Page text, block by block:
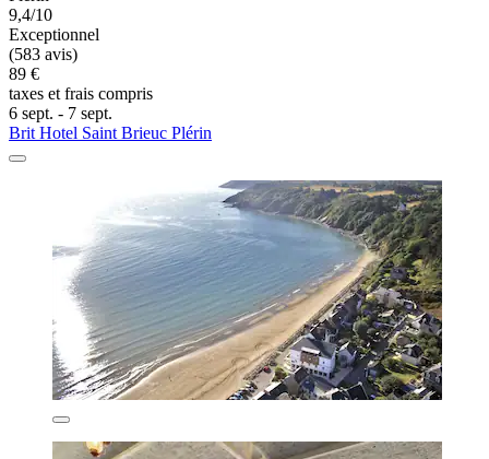
9,4/10
Exceptionnel
(583 avis)
89 €
taxes et frais compris
6 sept. - 7 sept.
Brit Hotel Saint Brieuc Plérin